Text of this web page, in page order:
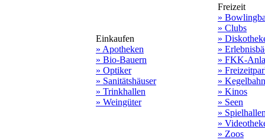
Einkaufen
» Apotheken
» Bio-Bauern
» Optiker
» Sanitätshäuser
» Trinkhallen
» Weingüter
Freizeit
»
» Clubs
»
»
» FKK-
»
»
» Kinos
» Seen
»
»
» Zoos